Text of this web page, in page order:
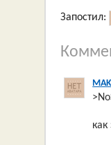
Запостил:
как